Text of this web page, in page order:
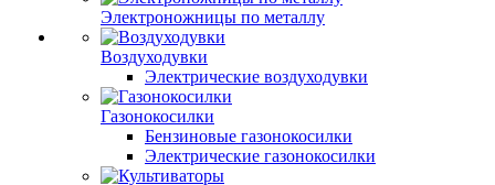
Электроножницы по металлу
Воздуходувки
Электрические воздуходувки
Газонокосилки
Бензиновые газонокосилки
Электрические газонокосилки